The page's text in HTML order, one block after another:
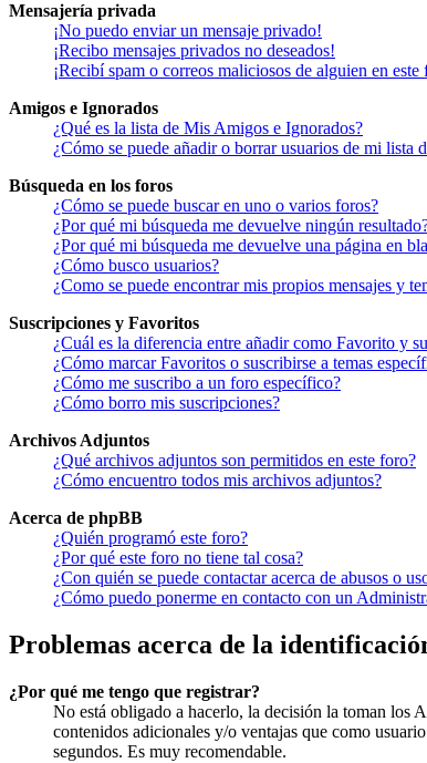
Mensajería privada
¡No puedo enviar un mensaje privado!
¡Recibo mensajes privados no deseados!
¡Recibí spam o correos maliciosos de alguien en este
Amigos e Ignorados
¿Qué es la lista de Mis Amigos e Ignorados?
¿Cómo se puede añadir o borrar usuarios de mi lista
Búsqueda en los foros
¿Cómo se puede buscar en uno o varios foros?
¿Por qué mi búsqueda me devuelve ningún
¿Por qué mi búsqueda me devuelve una página en
¿Cómo busco usuarios?
¿Como se puede encontrar mis propios mensajes y
Suscripciones y Favoritos
¿Cuál es la diferencia entre añadir como Favorito y
¿Cómo marcar Favoritos o suscribirse a temas
¿Cómo me suscribo a un foro específico?
¿Cómo borro mis suscripciones?
Archivos Adjuntos
¿Qué archivos adjuntos son permitidos en este foro?
¿Cómo encuentro todos mis archivos adjuntos?
Acerca de phpBB
¿Quién programó este foro?
¿Por qué este foro no tiene tal cosa?
¿Con quién se puede contactar acerca de abusos o
¿Cómo puedo ponerme en contacto con un
Problemas acerca de la
¿Por qué me tengo que registrar?
No está obligado a hacerlo, la decisión la toman los
contenidos adicionales y/o ventajas que como
segundos. Es muy recomendable.